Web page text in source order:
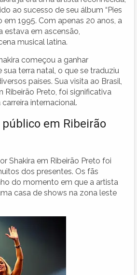
ao sucesso de seu álbum “Pies
em 1995. Com apenas 20 anos, a
em ascensão,
musical latina.
começou a ganhar
terra natal, o que se traduziu
países. Sua visita ao Brasil,
Ribeirão Preto, foi significativa
internacional.
em Ribeirão
Shakira em Ribeirão Preto foi
dos presentes. Os fãs
do momento em que a artista
casa de shows na zona leste